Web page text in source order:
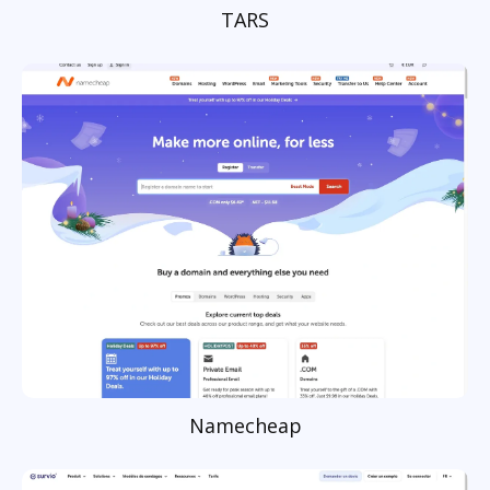
TARS
Namecheap